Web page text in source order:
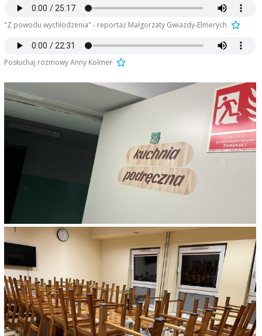
"Z powodu wychłodzenia" - reportaż Małgorzaty Gwiazdy-Elmerych
Posłuchaj rozmowy Anny Kolmer